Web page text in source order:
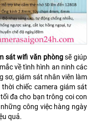
sát wifi văn phòngsẽ giúp
về tình hình an ninh các
sơ, giám sát nhân viên làm
chiếc camera giám sát
đa cho bạn trông coi con
công việc hàng ngày
quả.